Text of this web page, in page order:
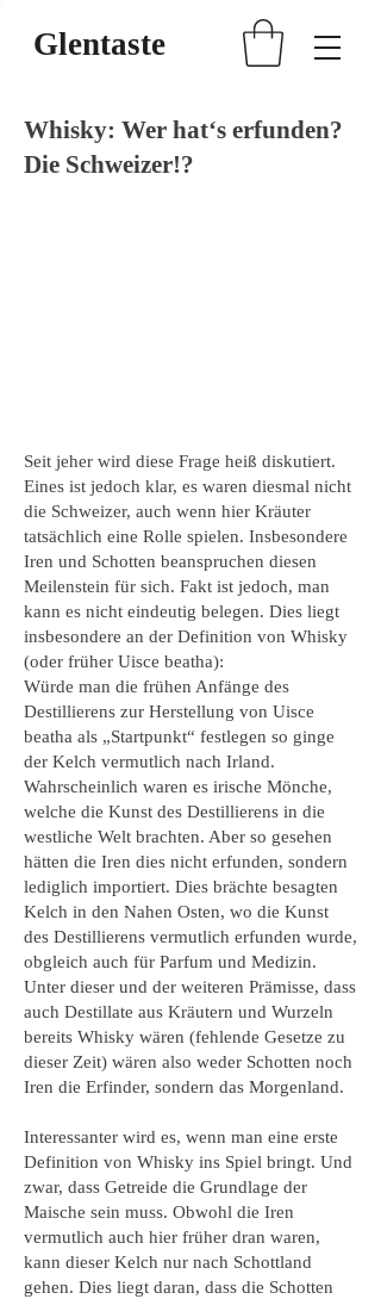
Glentaste
Whisky: Wer hat‘s erfunden?
Die Schweizer!?
Seit jeher wird diese Frage heiß diskutiert.
Eines ist jedoch klar, es waren diesmal nicht
die Schweizer, auch wenn hier Kräuter
tatsächlich eine Rolle spielen. Insbesondere
Iren und Schotten beanspruchen diesen
Meilenstein für sich. Fakt ist jedoch, man
kann es nicht eindeutig belegen. Dies liegt
insbesondere an der Definition von Whisky
(oder früher Uisce beatha):
Würde man die frühen Anfänge des
Destillierens zur Herstellung von Uisce
beatha als „Startpunkt“ festlegen so ginge
der Kelch vermutlich nach Irland.
Wahrscheinlich waren es irische Mönche,
welche die Kunst des Destillierens in die
westliche Welt brachten. Aber so gesehen
hätten die Iren dies nicht erfunden, sondern
lediglich importiert. Dies brächte besagten
Kelch in den Nahen Osten, wo die Kunst
des Destillierens vermutlich erfunden wurde,
obgleich auch für Parfum und Medizin.
Unter dieser und der weiteren Prämisse, dass
auch Destillate aus Kräutern und Wurzeln
bereits Whisky wären (fehlende Gesetze zu
dieser Zeit) wären also weder Schotten noch
Iren die Erfinder, sondern das Morgenland.
Interessanter wird es, wenn man eine erste
Definition von Whisky ins Spiel bringt. Und
zwar, dass Getreide die Grundlage der
Maische sein muss. Obwohl die Iren
vermutlich auch hier früher dran waren,
kann dieser Kelch nur nach Schottland
gehen. Dies liegt daran, dass die Schotten